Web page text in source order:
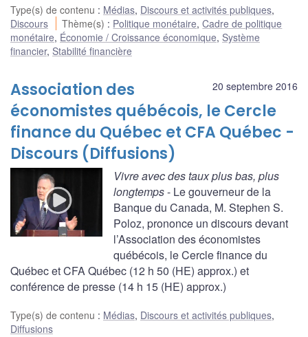
Type(s) de contenu : Médias, Discours et activités publiques,
Discours
Thème(s) : Politique monétaire,Cadre de politique
monétaire, Économie / Croissance économique, Système
financier, Stabilité financière
20 septembre 2016
Association des
économistes québécois, le Cercle
finance du Québec et CFA Québec -
Discours (Diffusions)
Vivre avec des taux plus bas, plus
longtemps- Le gouverneur de la
Banque du Canada, M. Stephen S.
Poloz, prononce un discours devant
l’Association des économistes
québécois, le Cercle finance du
Québec et CFA Québec (12 h 50 (HE) approx.) et
conférence de presse (14 h 15 (HE) approx.)
Type(s) de contenu : Médias, Discours et activités publiques,
Diffusions